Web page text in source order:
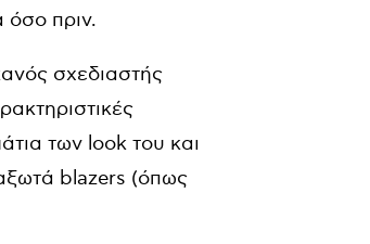
όσο πριν.
σχεδιαστής
των look του και
blazers (όπως